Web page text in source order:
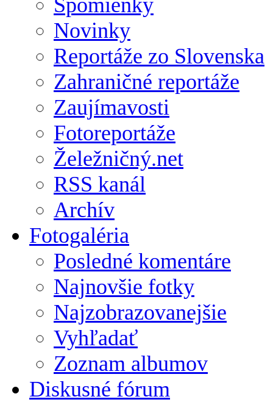
Novinky
Reportáže zo Slovenska
Zahraničné reportáže
Zaujímavosti
Fotoreportáže
Želežničný.net
RSS kanál
Archív
Fotogaléria
Posledné komentáre
Najnovšie fotky
Najzobrazovanejšie
Vyhľadať
Zoznam albumov
Diskusné fórum